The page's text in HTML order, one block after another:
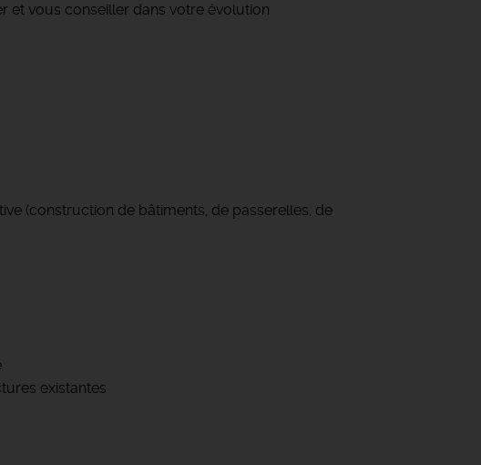
et vous conseiller dans votre évolution
(construction de bâtiments, de passerelles, de
existantes